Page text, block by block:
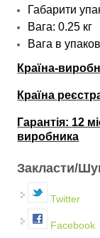
Габарити
Вага: 0.25 кг
Вага в
Країна-
Країна
Гарантія: 12
виробника
Закласти/
Twitter
Facebook